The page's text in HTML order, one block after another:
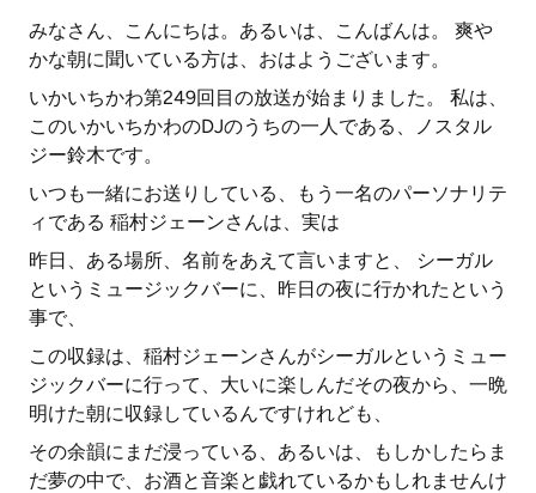
みなさん、こんにちは。あるいは、こんばんは。 爽や
かな朝に聞いている方は、おはようございます。
いかいちかわ第249回目の放送が始まりました。 私は、
このいかいちかわのDJのうちの一人である、ノスタル
ジー鈴木です。
いつも一緒にお送りしている、もう一名のパーソナリテ
ィである 稲村ジェーンさんは、実は
昨日、ある場所、名前をあえて言いますと、 シーガル
というミュージックバーに、昨日の夜に行かれたという
事で、
この収録は、稲村ジェーンさんがシーガルというミュー
ジックバーに行って、大いに楽しんだその夜から、一晩
明けた朝に収録しているんですけれども、
その余韻にまだ浸っている、あるいは、もしかしたらま
だ夢の中で、お酒と音楽と戯れているかもしれませんけ